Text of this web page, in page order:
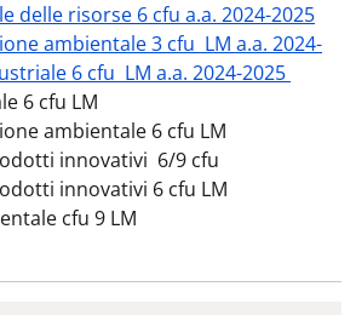
delle risorse 6 cfu a.a. 2024-2025
ambientale 3 cfu LM a.a. 2024-
6 cfu LM a.a. 2024-2025
6 cfu LM
ambientale 6 cfu LM
innovativi 6/9 cfu
innovativi 6 cfu LM
cfu 9 LM